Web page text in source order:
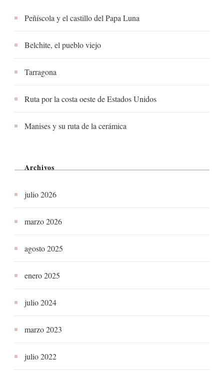
Peñíscola y el castillo del Papa Luna
Belchite, el pueblo viejo
Tarragona
Ruta por la costa oeste de Estados Unidos
Manises y su ruta de la cerámica
Archivos
julio 2026
marzo 2026
agosto 2025
enero 2025
julio 2024
marzo 2023
julio 2022